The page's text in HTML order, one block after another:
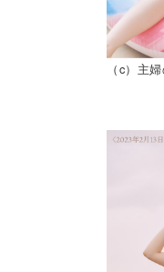
（c）主